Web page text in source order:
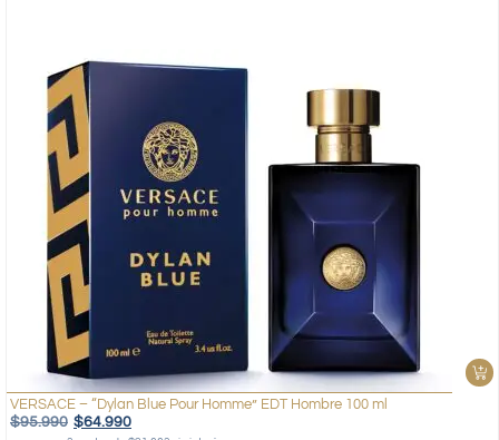
VERSACE – “Dylan Blue Pour Homme” EDT Hombre 100 ml
$95.990 $64.990